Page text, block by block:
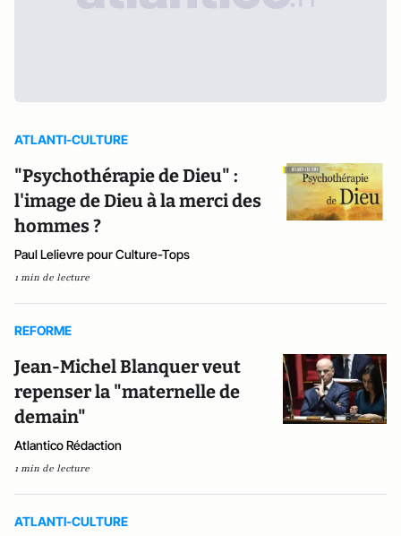
ATLANTI-CULTURE
"Psychothérapie de Dieu" :
l'image de Dieu à la merci des
hommes ?
Paul Lelievre pour Culture-Tops
1 min de lecture
REFORME
Jean-Michel Blanquer veut
repenser la "maternelle de
demain"
Atlantico Rédaction
1 min de lecture
ATLANTI-CULTURE